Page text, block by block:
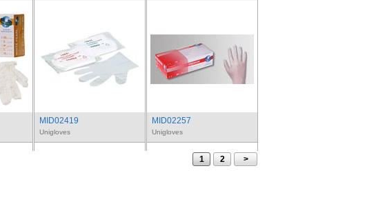
MID02419
Unigloves
MID02257
Unigloves
1 2
>